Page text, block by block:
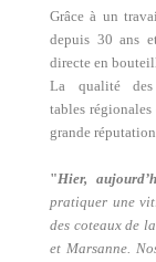
Grâce à un
depuis 30 ans
directe en
La qualité des
tables
grande
"Hier,
pratiquer une
des coteaux de
et Marsanne.